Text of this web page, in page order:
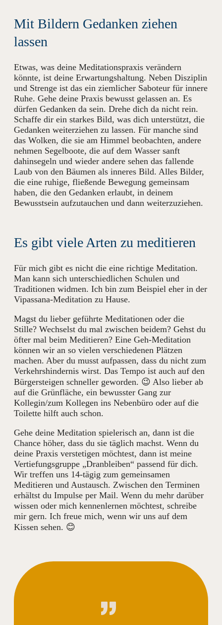
Mit Bildern Gedanken ziehen
lassen
Etwas, was deine Meditationspraxis verändern
könnte, ist deine Erwartungshaltung. Neben Disziplin
und Strenge ist das ein ziemlicher Saboteur für innere
Ruhe. Gehe deine Praxis bewusst gelassen an. Es
dürfen Gedanken da sein. Drehe dich da nicht rein.
Schaffe dir ein starkes Bild, was dich unterstützt, die
Gedanken weiterziehen zu lassen. Für manche sind
das Wolken, die sie am Himmel beobachten, andere
nehmen Segelboote, die auf dem Wasser sanft
dahinsegeln und wieder andere sehen das fallende
Laub von den Bäumen als inneres Bild. Alles Bilder,
die eine ruhige, fließende Bewegung gemeinsam
haben, die den Gedanken erlaubt, in deinem
Bewusstsein aufzutauchen und dann weiterzuziehen.
Es gibt viele Arten zu meditieren
Für mich gibt es nicht die eine richtige Meditation.
Man kann sich unterschiedlichen Schulen und
Traditionen widmen. Ich bin zum Beispiel eher in der
Vipassana-Meditation zu Hause.
Magst du lieber geführte Meditationen oder die
Stille? Wechselst du mal zwischen beidem? Gehst du
öfter mal beim Meditieren? Eine Geh-Meditation
können wir an so vielen verschiedenen Plätzen
machen. Aber du musst aufpassen, dass du nicht zum
Verkehrshindernis wirst. Das Tempo ist auch auf den
Bürgersteigen schneller geworden. 😉 Also lieber ab
auf die Grünfläche, ein bewusster Gang zur
Kollegin/zum Kollegen ins Nebenbüro oder auf die
Toilette hilft auch schon.
Gehe deine Meditation spielerisch an, dann ist die
Chance höher, dass du sie täglich machst. Wenn du
deine Praxis verstetigen möchtest, dann ist meine
Vertiefungsgruppe „Dranbleiben“ passend für dich.
Wir treffen uns 14-tägig zum gemeinsamen
Meditieren und Austausch. Zwischen den Terminen
erhältst du Impulse per Mail. Wenn du mehr darüber
wissen oder mich kennenlernen möchtest, schreibe
mir gern. Ich freue mich, wenn wir uns auf dem
Kissen sehen. 😊